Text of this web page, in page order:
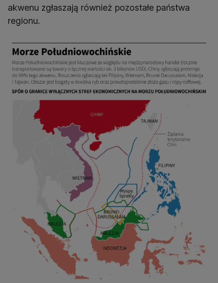
akwenu zgłaszają również pozostałe państwa
regionu.